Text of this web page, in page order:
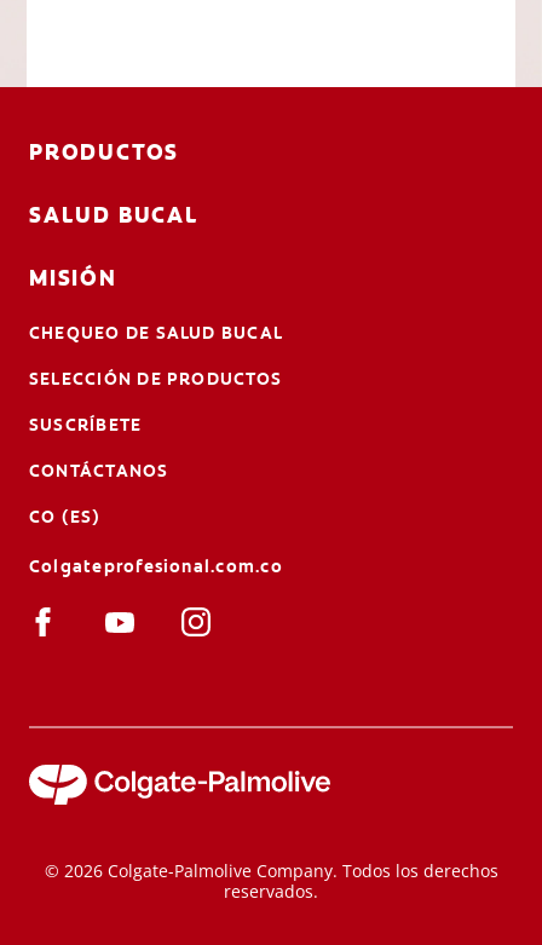
PRODUCTOS
SALUD BUCAL
MISIÓN
CHEQUEO DE SALUD BUCAL
SELECCIÓN DE PRODUCTOS
SUSCRÍBETE
CONTÁCTANOS
CO (ES)
Colgateprofesional.com.co
© 2026 Colgate-Palmolive Company. Todos los derechos
reservados.